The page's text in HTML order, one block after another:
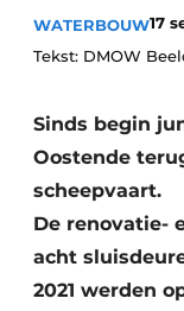
Vacatures
Video’s
WATERBOUW17
Tekst: DMOW
Sinds begin
Oostende
scheepvaart.
De renovatie-
acht
2021 werden